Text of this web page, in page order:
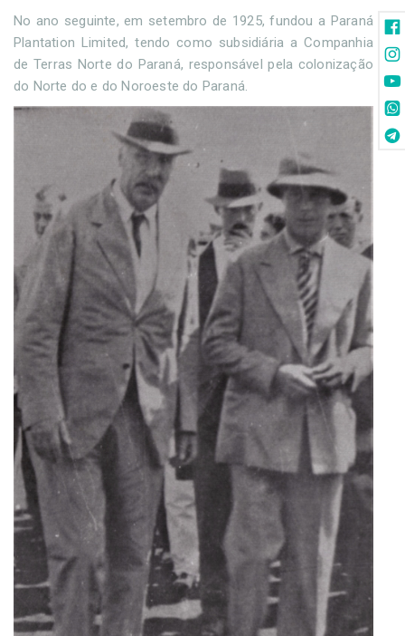
No ano seguinte, em setembro de 1925, fundou a Paraná
Plantation Limited, tendo como subsidiária a Companhia
de Terras Norte do Paraná, responsável pela colonização
do Norte do e do Noroeste do Paraná.